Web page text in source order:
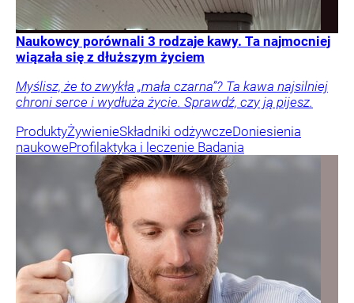
Naukowcy porównali 3 rodzaje kawy. Ta najmocniej
wiązała się z dłuższym życiem
Myślisz, że to zwykła „mała czarna”? Ta kawa najsilniej
chroni serce i wydłuża życie. Sprawdź, czy ją pijesz.
ProduktyŻywienieSkładniki odżywczeDoniesienia
naukoweProfilaktyka i leczenie Badania